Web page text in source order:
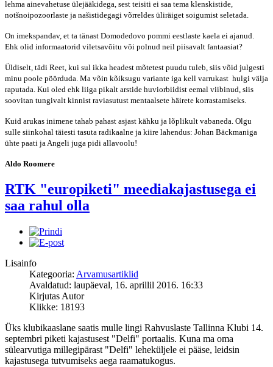
lehma ainevahetuse ülejääkidega, sest teisiti ei saa tema klenskistide,
notšnoipozoorlaste ja našistidegagi võrreldes üliräiget soigumist seletada.
On imekspandav, et ta tänast Domodedovo pommi eestlaste kaela ei ajanud.
Ehk olid informaatorid viletsavõitu või polnud neil piisavalt fantaasiat?
Üldiselt, tädi Reet, kui sul ikka headest mõtetest puudu tuleb, siis võid julgesti
minu poole pöörduda. Ma võin kõiksugu variante iga kell varrukast hulgi välja
raputada. Kui oled ehk liiga pikalt arstide huviorbiidist eemal viibinud, siis
soovitan tungivalt kinnist raviasutust mentaalsete häirete korrastamiseks.
Kuid arukas inimene tahab pahast asjast kähku ja lõplikult vabaneda. Olgu
sulle siinkohal täiesti tasuta radikaalne ja kiire lahendus: Johan Bäckmaniga
ühte paati ja Angeli juga pidi allavoolu!
Aldo Roomere
RTK "europiketi" meediakajastusega ei
saa rahul olla
Lisainfo
Kategooria: Arvamusartiklid
Avaldatud: laupäeval, 16. aprillil 2016. 16:33
Kirjutas Autor
Klikke: 18193
Üks klubikaaslane saatis mulle lingi Rahvuslaste Tallinna Klubi 14.
septembri piketi kajastusest "Delfi" portaalis. Kuna ma oma
sülearvutiga millegipärast "Delfi" leheküljele ei pääse, leidsin
kajastusega tutvumiseks aega raamatukogus.